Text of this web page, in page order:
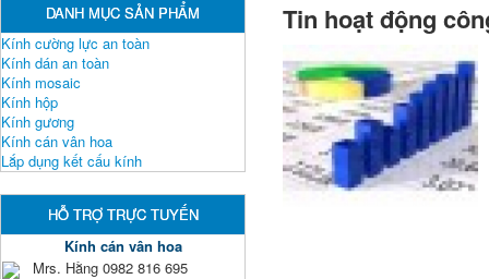
DANH MỤC SẢN PHẨM
Kính cường lực an toàn
Kính dán an toàn
Kính mosaic
Kính hộp
Kính gương
Kính cán vân hoa
Lắp dụng kết cấu kính
HỖ TRỢ TRỰC TUYẾN
Kính cán vân hoa
Mrs. Hằng 0982 816 695
Tin hoạt động